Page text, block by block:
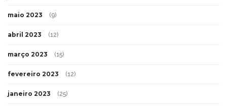
maio 2023 (9)
abril 2023 (12)
março 2023 (15)
fevereiro 2023 (12)
janeiro 2023 (25)